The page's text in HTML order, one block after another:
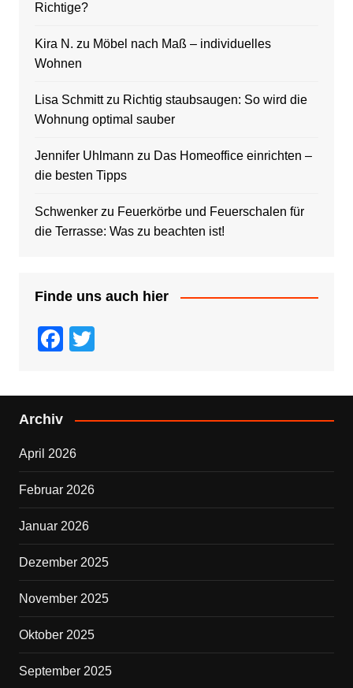
Richtige?
Kira N. zu Möbel nach Maß – individuelles
Wohnen
Lisa Schmittzu Richtig staubsaugen: So wird die
Wohnung optimal sauber
Jennifer Uhlmann zu Das Homeoffice einrichten –
die besten Tipps
Schwenkerzu Feuerkörbe und Feuerschalen für
die Terrasse: Was zu beachten ist!
Finde uns auch hier
F
c
e
o
o
k
tt
er
Archiv
April 2026
Februar 2026
Januar 2026
Dezember 2025
November 2025
Oktober 2025
September 2025